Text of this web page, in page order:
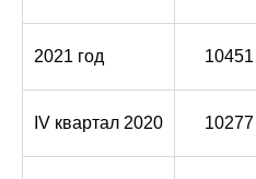
2021 год 10451
IV квартал 2020 10277